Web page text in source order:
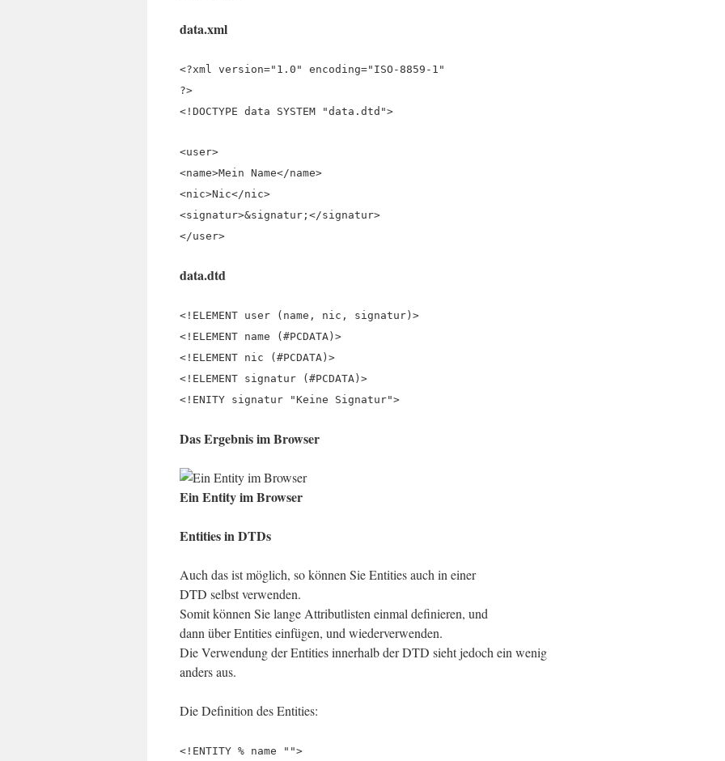
data.xml
<?xml version="1.0" encoding="ISO-8859-1"
?>
<!DOCTYPE data SYSTEM "data.dtd">
<user>
<name>Mein Name</name>
<nic>Nic</nic>
<signatur>&signatur;</signatur>
</user>
data.dtd
<!ELEMENT user (name, nic, signatur)>
<!ELEMENT name (#PCDATA)>
<!ELEMENT nic (#PCDATA)>
<!ELEMENT signatur (#PCDATA)>
<!ENITY signatur "Keine Signatur">
Das Ergebnis im Browser
Ein Entity im Browser
Entities in DTDs
Auch das ist möglich, so können Sie Entities auch in einer
DTD selbst verwenden.
Somit können Sie lange Attributlisten einmal definieren, und
dann über Entities einfügen, und wiederverwenden.
Die Verwendung der Entities innerhalb der DTD sieht jedoch ein wenig
anders aus.
Die Definition des Entities:
<!ENTITY % name "">